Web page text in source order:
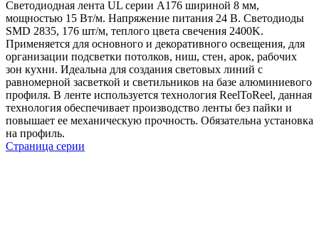
Светодиодная лента UL серии A176 шириной 8 мм,
мощностью 15 Вт/м. Напряжение питания 24 В. Светодиоды
SMD 2835, 176 шт/м, теплого цвета свечения 2400K.
Применяется для основного и декоративного освещения, для
организации подсветки потолков, ниш, стен, арок, рабочих
зон кухни. Идеальна для создания световых линий с
равномерной засветкой и светильников на базе алюминиевого
профиля. В ленте используется технология ReelToReel, данная
технология обеспечивает производство ленты без пайки и
повышает ее механическую прочность. Обязательна установка
на профиль.
Страница серии